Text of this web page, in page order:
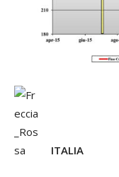
ITALIA